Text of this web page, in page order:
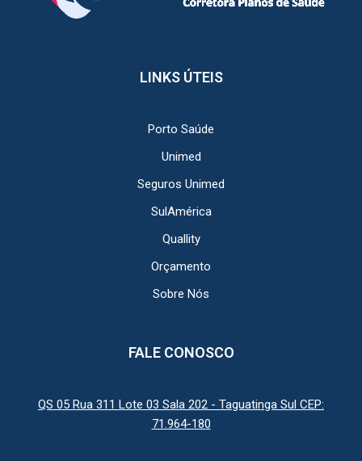
LINKS ÚTEIS
Porto Saúde
Unimed
Seguros Unimed
SulAmérica
Quallity
Orçamento
Sobre Nós
FALE CONOSCO
QS 05 Rua 311 Lote 03 Sala 202 - Taguatinga Sul CEP:
71.964-180